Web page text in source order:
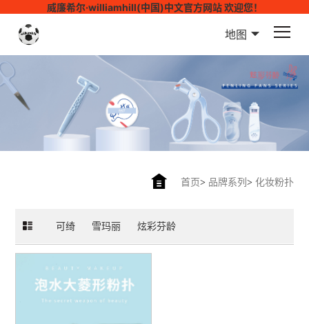
威廉希尔·williamhill(中国)中文官方网站 欢迎您！
地图
首页> 品牌系列 > 化妆粉扑
可绮 雪玛丽 炫彩芬龄